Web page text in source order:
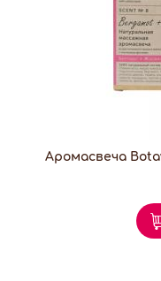
Аромасвеча